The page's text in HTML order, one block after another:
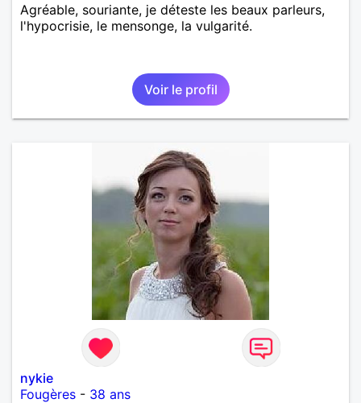
Agréable, souriante, je déteste les beaux parleurs,
l'hypocrisie, le mensonge, la vulgarité.
Voir le profil
nykie
Fougères - 38 ans